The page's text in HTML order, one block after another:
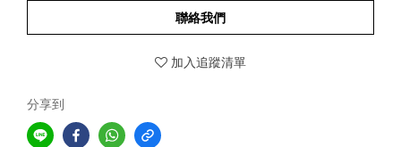
聯絡我們
加入追蹤清單
分享到